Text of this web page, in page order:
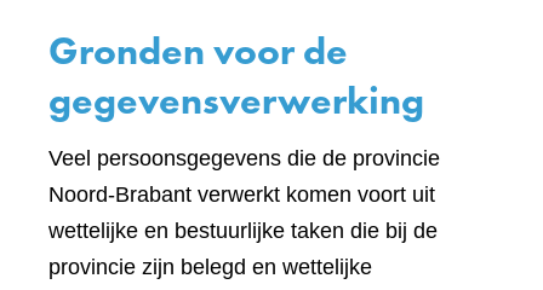
Gronden voor de
gegevensverwerking
Veel persoonsgegevens die de provincie
Noord-Brabant verwerkt komen voort uit
wettelijke en bestuurlijke taken die bij de
provincie zijn belegd en wettelijke